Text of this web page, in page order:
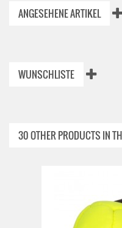
ANGESEHENE ARTIKEL
WUNSCHLISTE
30 OTHER PRODUCTS IN